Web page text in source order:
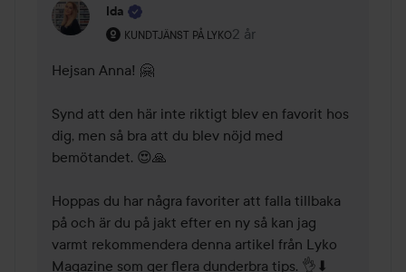
Ida
KUNDTJÄNST PÅ LYKO
Användarens roll: Kundtjänst på Lyko.
2 år
Kommentaren lades 2 år
Hejsan Anna! 🤗
Synd att den här inte riktigt blev en favorit hos
dig, men så bra att du blev nöjd med
bemötandet. 😍🙏
Hoppas du har några favoriter att falla tillbaka
på och är du på jakt efter en ny så kan jag
varmt rekommendera denna artikel från Lyko
Magazine som ger flera dunderbra tips. 👌⬇